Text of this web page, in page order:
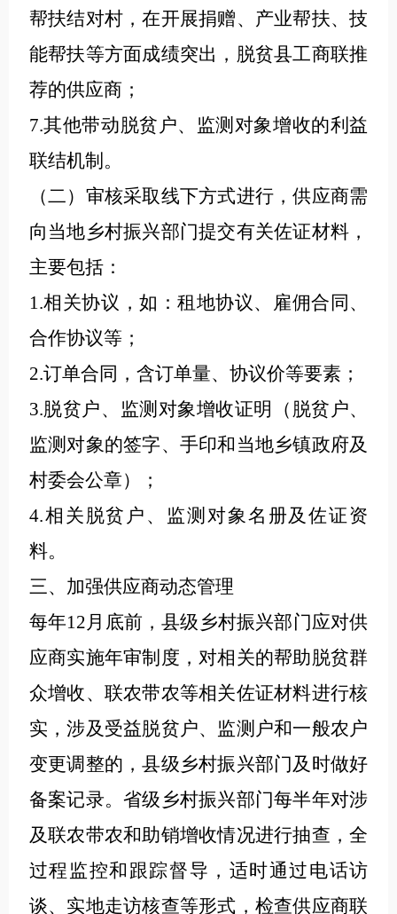
帮扶结对村，在开展捐赠、产业帮扶、技
能帮扶等方面成绩突出，脱贫县工商联推
荐的供应商；
7.其他带动脱贫户、监测对象增收的利益
联结机制。
（二）审核采取线下方式进行，供应商需
向当地乡村振兴部门提交有关佐证材料，
主要包括：
1.相关协议，如：租地协议、雇佣合同、
合作协议等；
2.订单合同，含订单量、协议价等要素；
3.脱贫户、监测对象增收证明（脱贫户、
监测对象的签字、手印和当地乡镇政府及
村委会公章）；
4.相关脱贫户、监测对象名册及佐证资
料。
三、加强供应商动态管理
每年12月底前，县级乡村振兴部门应对供
应商实施年审制度，对相关的帮助脱贫群
众增收、联农带农等相关佐证材料进行核
实，涉及受益脱贫户、监测户和一般农户
变更调整的，县级乡村振兴部门及时做好
备案记录。省级乡村振兴部门每半年对涉
及联农带农和助销增收情况进行抽查，全
过程监控和跟踪督导，适时通过电话访
谈、实地走访核查等形式，检查供应商联